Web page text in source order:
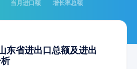
当月进口额 增长率总额
东省进出口总额及进出